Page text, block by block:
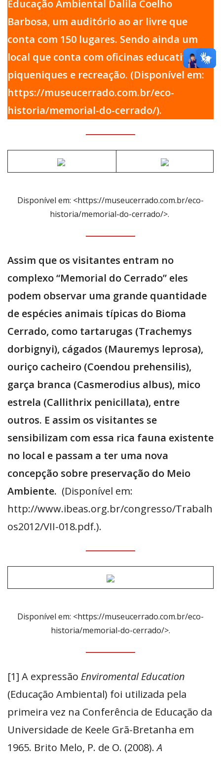
Educação Ambiental Dalila Coelho
Barbosa, um auditório ao ar livre que
conta com 150 lugares. Sendo ainda um
local que conta com oficinas educativas,
piqueniques e recreação. (Disponível em:
https://museucerrado.com.br/eco-
historia/memorial-do-cerrado/).
Disponível em: <https://museucerrado.com.br/eco-
historia/memorial-do-cerrado/>.
Assim que os visitantes entram no
complexo “Memorial do Cerrado” eles
podem observar uma grande quantidade
de espécies animais típicas do Bioma
Cerrado, como tartarugas (Trachemys
dorbignyi), cágados (Mauremys leprosa),
ouriço cacheiro (Coendou prehensilis),
garça branca (Casmerodius albus), mico
estrela (Callithrix penicillata), entre
outros. E assim os visitantes se
sensibilizam com essa rica fauna existente
no local e passam a ter uma nova
concepção sobre preservação do Meio
Ambiente. (Disponível em:
http://www.ibeas.org.br/congresso/Trabalh
os2012/VII-018.pdf.).
Disponível em: <https://museucerrado.com.br/eco-
historia/memorial-do-cerrado/>.
[1] A expressão Enviromental Education
(Educação Ambiental) foi utilizada pela
primeira vez na Conferência de Educação da
Universidade de Keele Grã-Bretanha em
1965. Brito Melo, P. de O. (2008).A